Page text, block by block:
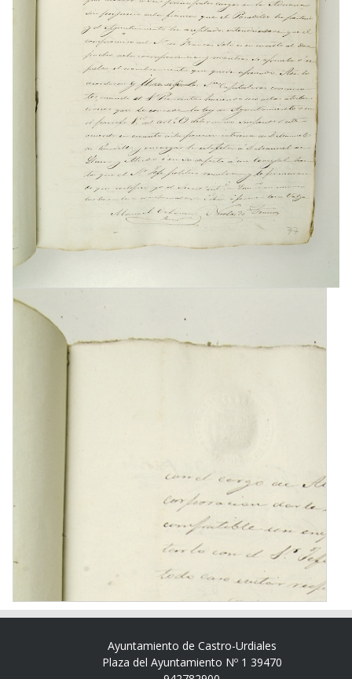
Ayuntamiento de Castro-Urdiales
Plaza del Ayuntamiento Nº 1 39470